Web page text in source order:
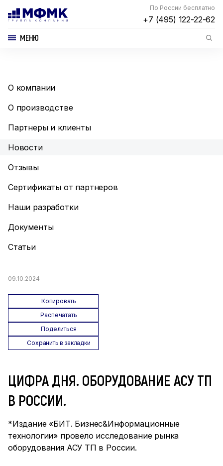
По России бесплатно
+7 (495) 122-22-62
МЕНЮ
О компании
О производстве
Партнеры и клиенты
Новости
Отзывы
Сертификаты от партнеров
Наши разработки
Документы
Статьи
09.10.2024
Копировать
Распечатать
Поделиться
Сохранить в закладки
ЦИФРА ДНЯ. ОБОРУДОВАНИЕ АСУ ТП
В РОССИИ.
*Издание «БИТ. Бизнес&Информационные
технологии» провело исследование рынка
оборудования АСУ ТП в России.